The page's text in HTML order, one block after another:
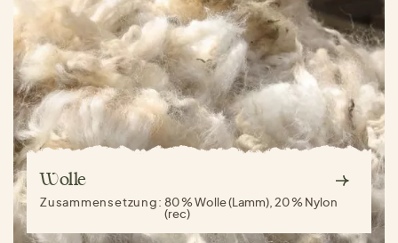
Wolle
Zusammensetzung:80 % Wolle (Lamm), 20 % Nylon
(rec)